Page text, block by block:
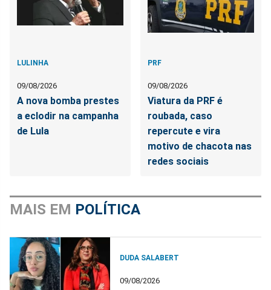
LULINHA
09/08/2026
A nova bomba prestes
a eclodir na campanha
de Lula
PRF
09/08/2026
Viatura da PRF é
roubada, caso
repercute e vira
motivo de chacota nas
redes sociais
MAIS EM POLÍTICA
DUDA SALABERT
09/08/2026